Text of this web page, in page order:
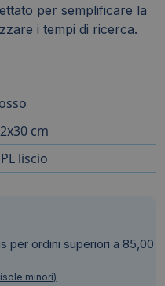
per semplificare la
i tempi di ricerca.
cm
liscio
per ordini superiori a 85,00
minori)